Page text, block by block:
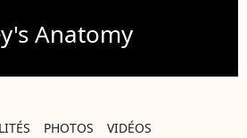
Anatomy
PHOTOS VIDÉOS